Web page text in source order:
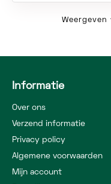
Informatie
Over ons
Verzend informatie
Privacy policy
Algemene voorwaarden
Mijn account